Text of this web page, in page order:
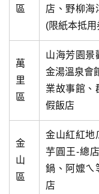
區
店、野柳海
(限紙本抵用
萬
里
區
山海芳園景
金湯溫泉會
業故事館、
假飯店
金
山
區
金山紅紅地
芋圓王-總
鍋、阿嬤ㄟ
店